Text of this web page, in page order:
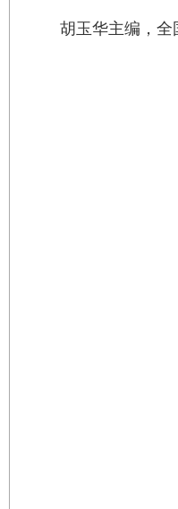
胡玉华主编，